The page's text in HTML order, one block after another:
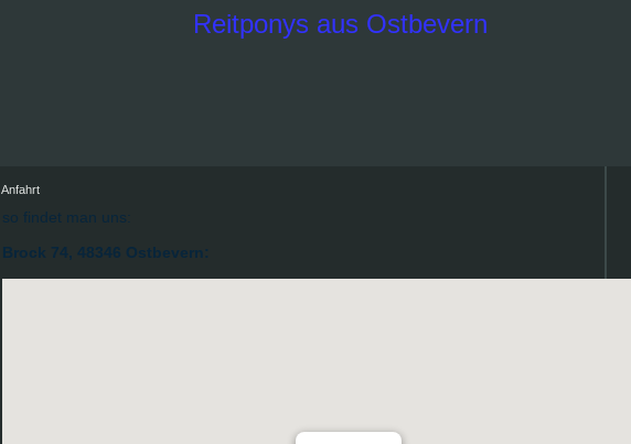
Reitponys aus Ostbevern
Anfahrt
so findet man uns:
Brock 74, 48346 Ostbevern: